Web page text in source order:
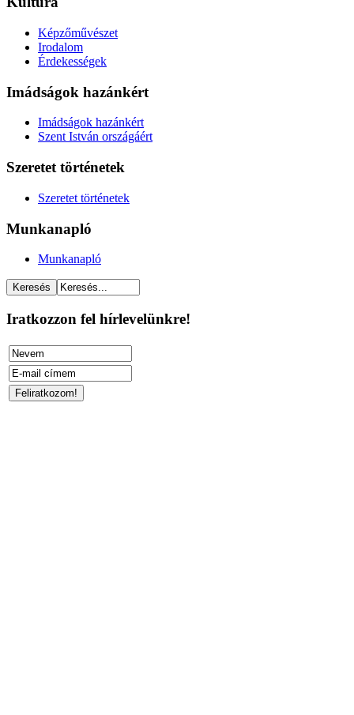
Képzőművészet
Irodalom
Érdekességek
Imádságok hazánkért
Imádságok hazánkért
Szent István országáért
Szeretet történetek
Szeretet történetek
Munkanapló
Munkanapló
Iratkozzon fel hírlevelünkre!